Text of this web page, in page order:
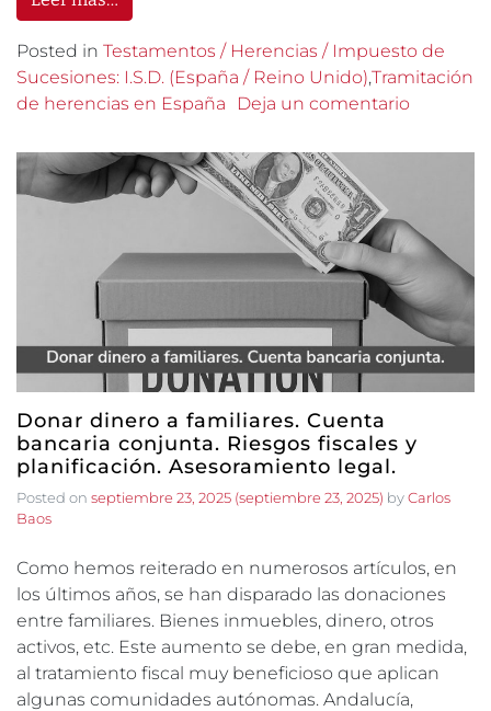
Posted in Testamentos / Herencias / Impuesto de
Sucesiones: I.S.D. (España / Reino Unido),Tramitación
de herencias en España
Deja un comentario
Donar dinero a familiares. Cuenta
bancaria conjunta. Riesgos fiscales y
planificación. Asesoramiento legal.
Posted on septiembre 23, 2025 (septiembre 23, 2025) byCarlos
Baos
Como hemos reiterado en numerosos artículos, en
los últimos años, se han disparado las donaciones
entre familiares. Bienes inmuebles, dinero, otros
activos, etc. Este aumento se debe, en gran medida,
al tratamiento fiscal muy beneficioso que aplican
algunas comunidades autónomas. Andalucía,